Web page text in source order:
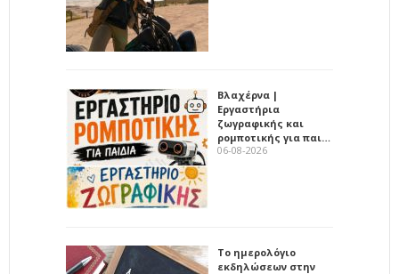
Βλαχέρνα |
Εργαστήρια
ζωγραφικής και
ρομποτικής για παι…
06-08-2026
Το ημερολόγιο
εκδηλώσεων στην